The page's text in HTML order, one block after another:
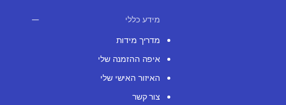
מידע כללי
מדריך מידות
איפה ההזמנה שלי
האיזור האישי שלי
צור קשר